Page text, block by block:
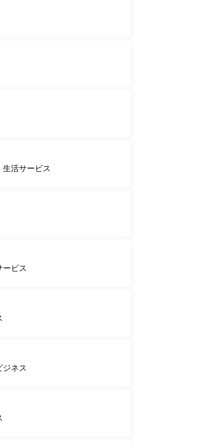
生活サービス
ービス
ジネス